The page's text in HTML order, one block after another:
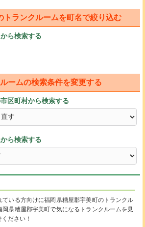
トランクルームを町名で絞り込む
ら検索する
ルームの検索条件を変更する
区町村から検索する
ら検索する
ている方向けに福岡県糟屋郡宇美町のトランクル
岡県糟屋郡宇美町で気になるトランクルームを見
ださい！